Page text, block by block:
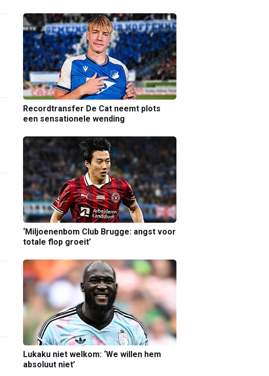
Recordtransfer De Cat neemt plots
een sensationele wending
‘Miljoenenbom Club Brugge: angst voor
totale flop groeit’
Lukaku niet welkom: ‘We willen hem
absoluut niet’